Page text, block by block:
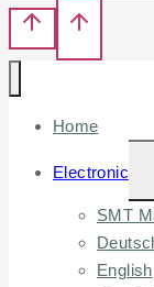
Home
Electronic
SMT
English